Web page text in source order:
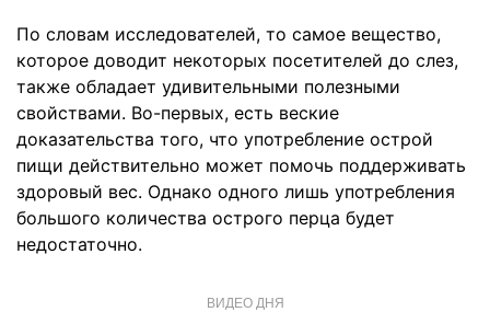
По словам исследователей, то самое вещество,
которое доводит некоторых посетителей до слез,
также обладает удивительными полезными
свойствами. Во-первых, есть веские
доказательства того, что употребление острой
пищи действительно может помочь поддерживать
здоровый вес. Однако одного лишь употребления
большого количества острого перца будет
недостаточно.
ВИДЕО ДНЯ